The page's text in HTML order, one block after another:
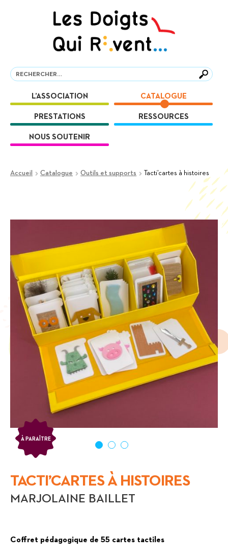
Recherche
Recherche
L’ASSOCIATION CATALOGUE
PRESTATIONS RESSOURCES
NOUS SOUTENIR
Accueil Catalogue Outils et supports Tacti’cartes à histoires
À PARAÎTRE
TACTI’CARTES À HISTOIRES
MARJOLAINE BAILLET
Coffret pédagogique de 55 cartes tactiles